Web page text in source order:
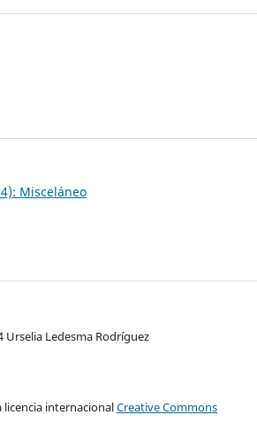
Misceláneo
Urselia Ledesma Rodríguez
licencia internacionalCreative Commons